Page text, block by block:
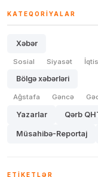
KATEQORIYALAR
Xəbər
Sosial Siyasət
Bölgə xəbərləri
Ağstafa Gəncə
Yazarlar Qərb
Müsahibə-Reportaj
ETIKETLƏR